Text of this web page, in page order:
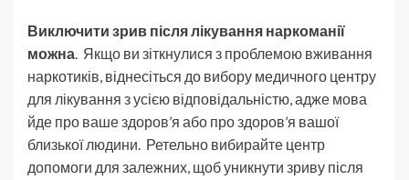
Виключити зрив після лікування наркоманії
можна. Якщо ви зіткнулися з проблемою вживання
наркотиків, віднесіться до вибору медичного центру
для лікування з усією відповідальністю, адже мова
йде про ваше здоров’я або про здоров’я вашої
близької людини. Ретельно вибирайте центр
допомоги для залежних, щоб уникнути зриву після